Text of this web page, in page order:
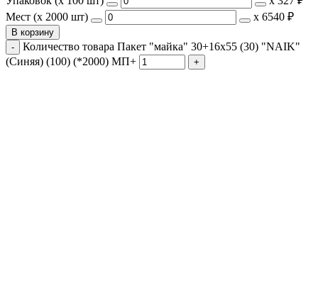
Мест (x 2000 шт)
х 6540 ₽
В корзину
Количество товара Пакет "майка" 30+16х55 (30) "NAIK"
(Синяя) (100) (*2000) МП+